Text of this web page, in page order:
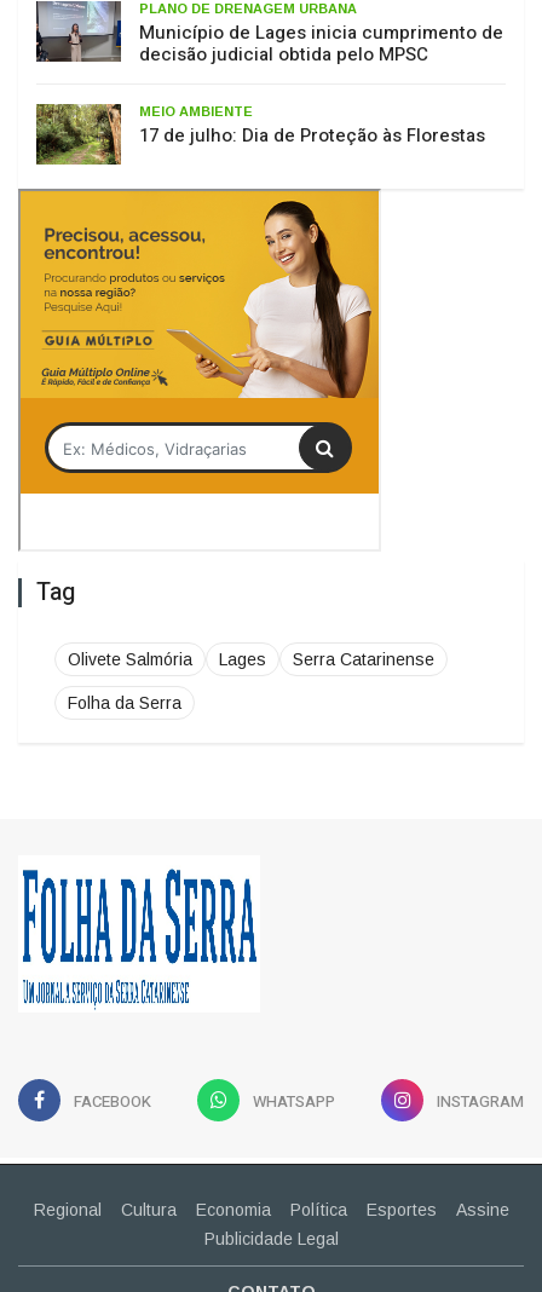
PLANO DE DRENAGEM URBANA
Município de Lages inicia cumprimento de
decisão judicial obtida pelo MPSC
MEIO AMBIENTE
17 de julho: Dia de Proteção às Florestas
Tag
Olivete Salmória Lages Serra Catarinense
Folha da Serra
FACEBOOK WHATSAPP INSTAGRAM
Regional Cultura Economia Política Esportes
Assine
Publicidade Legal